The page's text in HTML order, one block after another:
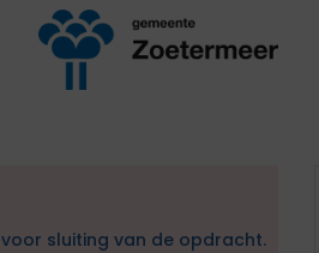
voor sluiting van de opdracht.